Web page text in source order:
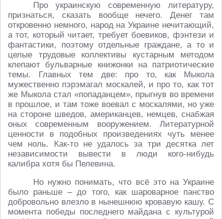
Про украинскую современную литературу,
признаться, сказать вообще нечего. Денег там
откровенно немного, народ на Украине нечитающий,
а тот, который читает, требует боевиков, фэнтези и
фантастики, поэтому отдельные граждане, а то и
целые трудовые коллективы кустарным методом
клепают бульварные книжонки на патриотические
темы. Главных тем две: про то, как Мыкола
мужественно пэрэмагал москалей, и про то, как тот
же Мыкола стал «попаданцем», прыгнув во времени
в прошлое, и там тоже воевал с москалями, но уже
на стороне шведов, американцев, немцев, снабжая
оных современным вооружением. Литературной
ценности в подобных произведениях чуть менее
чем ноль. Как-то не удалось за три десятка лет
независимости вывести в люди кого-нибудь
калибра хотя бы Пелевина.
Но нужно понимать, что всё это на Украине
было раньше – до того, как шароварное панство
добровольно влезло в нынешнюю кровавую кашу. С
момента победы последнего майдана с культурой